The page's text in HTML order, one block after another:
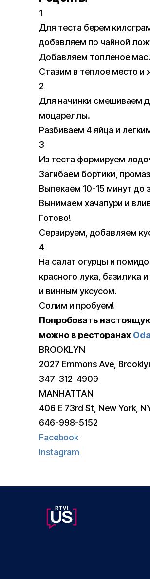
1
Для теста берем
добавляем по чайной
Добавляем топленое
Ставим в теплое место и
2
Для начинки смешиваем
моцареллы.
Разбиваем 4 яйца и
3
Из теста формируем
Загибаем бортики,
Выпекаем 10-15 минут до
Вынимаем хачапури и
Готово!
Сервируем, добавляем
4
На салат огурцы и
красного лука,
и винным уксусом.
Солим и пробуем!
Попробовать
можно в ресторанах
BROOKLYN
2027 Emmons Ave,
347-312-4909
MANHATTAN
406 E 73rd St, New York,
646-998-5152
Facebook
Instagram